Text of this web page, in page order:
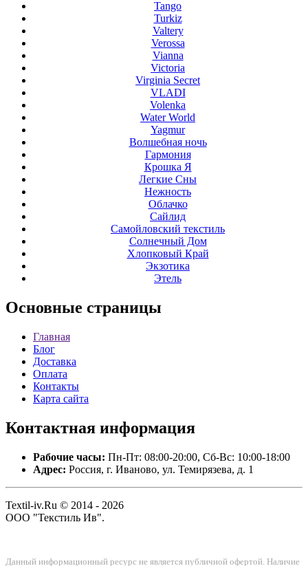
Tango
Turkiz
Valtery
Verossa
Vianna
Victoria
Virginia Secret
VLADI
Volenka
Water World
Yagmur
Волшебная ночь
Гармония
Крошка Я
Легкие Сны
Нежность
Облачко
Сайлид
Самойловский текстиль
Солнечный Дом
Хлопковый Край
Экзотика
Этель
Основные страницы
Главная
Блог
Доставка
Оплата
Контакты
Карта сайта
Контактная информация
Рабочие часы: Пн-Пт: 08:00-20:00, Сб-Вс: 10:00-18:00
Адрес: Россия, г. Иваново, ул. Темирязева, д. 1
Textil-iv.Ru © 2014 - 2026
ООО "Текстиль Ив".
Данный информационный ресурс не является публичной офертой. Наличие